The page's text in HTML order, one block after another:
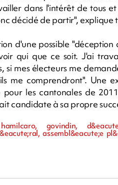
dans l'intérêt de tous
décidé de partir", explique
d'une possible
qui que ce soit. J'ai
si mes électeurs me
me comprendront". Une
pour les cantonales de
candidate à sa propre
govindin,
assembl&eacute;e